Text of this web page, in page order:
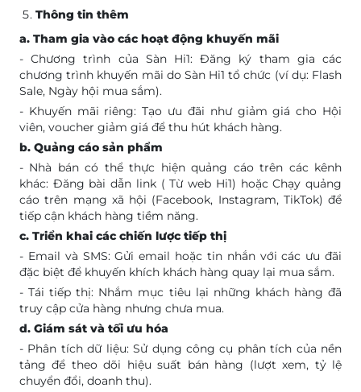
Thông tin thêm
a. Tham gia vào các hoạt động khuyến mãi
- Chương trình của Sàn Hi1: Đăng ký tham gia các
chương trình khuyến mãi do Sàn Hi1 tổ chức (ví dụ: Flash
Sale, Ngày hội mua sắm).
- Khuyến mãi riêng: Tạo ưu đãi như giảm giá cho Hội
viên, voucher giảm giá để thu hút khách hàng.
b. Quảng cáo sản phẩm
- Nhà bán có thể thực hiện quảng cáo trên các kênh
khác: Đăng bài dẫn link ( Từ web Hi1) hoặc Chạy quảng
cáo trên mạng xã hội (Facebook, Instagram, TikTok) để
tiếp cận khách hàng tiềm năng.
c. Triển khai các chiến lược tiếp thị
- Email và SMS: Gửi email hoặc tin nhắn với các ưu đãi
đặc biệt để khuyến khích khách hàng quay lại mua sắm.
- Tái tiếp thị: Nhắm mục tiêu lại những khách hàng đã
truy cập cửa hàng nhưng chưa mua.
d. Giám sát và tối ưu hóa
- Phân tích dữ liệu: Sử dụng công cụ phân tích của nền
tảng để theo dõi hiệu suất bán hàng (lượt xem, tỷ lệ
chuyển đổi, doanh thu).